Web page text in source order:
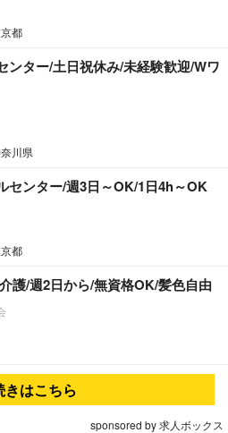
都
ンター/土日祝休み/未経験歓迎/Wワ
川県
センター/週3日～OK/1日4h～OK
都
護/週2日から/無資格OK/髪色自由
きはこちら
sponsored by 求人ボックス